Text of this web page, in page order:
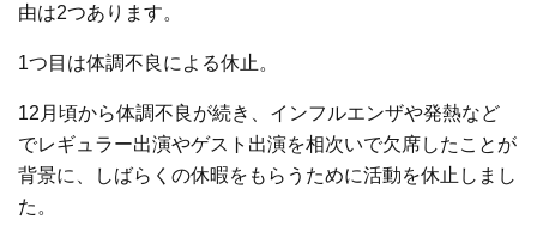
由は2つあります。
1つ目は体調不良による休止。
12月頃から体調不良が続き、インフルエンザや発熱など
でレギュラー出演やゲスト出演を相次いで欠席したことが
背景に、しばらくの休暇をもらうために活動を休止しまし
た。